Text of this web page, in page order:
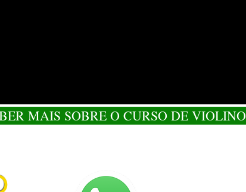
MAIS SOBRE O CURSO DE VIOLINO